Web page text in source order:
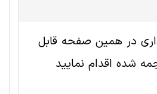
مقاله حسابداری در همین صفحه قابل
شده اقدام نمایید